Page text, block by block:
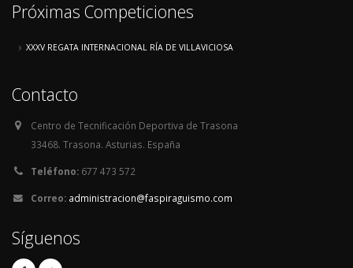
Próximas Competiciones
XXXV REGATA INTERNACIONAL RÍA DE VILLAVICIOSA
Contacto
Centro de Tecnificación Deportiva de Trasona
33468. Trasona. Asturias. España
Teléfono: 677 473 572
Correo: administracion@faspiraguismo.com
Síguenos